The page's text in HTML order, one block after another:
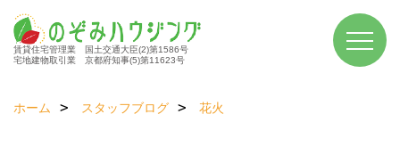
賃貸住宅管理業 国土交通大臣(2)第1586号
宅地建物取引業 京都府知事(5)第11623号
ホーム スタッフブログ 花火